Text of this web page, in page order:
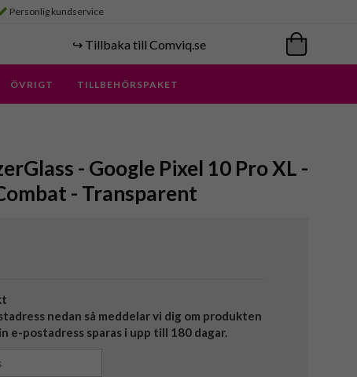
Personlig kundservice
↪️ Tillbaka till Comviq.se
ÖVRIGT TILLBEHÖRSPAKET
- Google Pixel 10 Pro XL -
- Transparent
nedan så meddelar vi dig om produkten
e-postadress sparas i upp till 180 dagar.